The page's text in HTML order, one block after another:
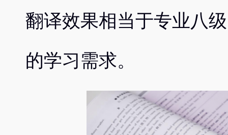
翻译效果相当于专业八
的学习需求。